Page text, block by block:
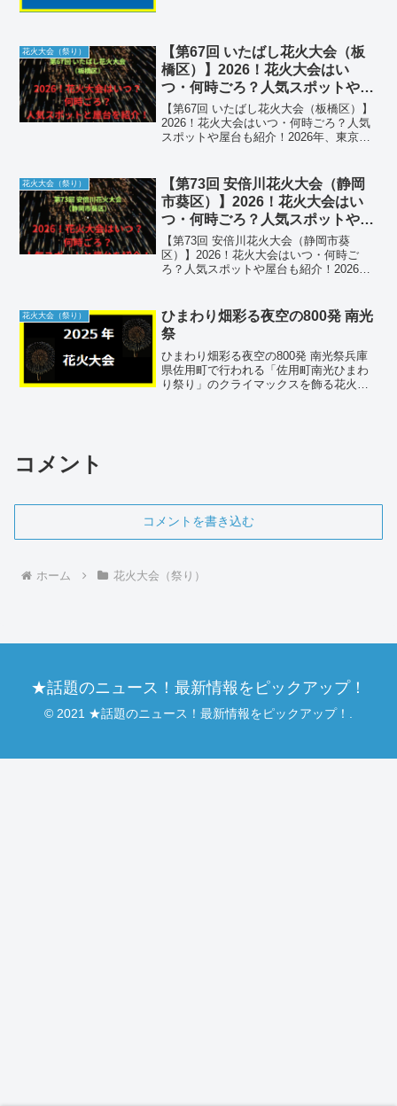
複数...
花火大会（祭り）
【第67回 いたばし花火大会（板
橋区）】2026！花火大会はい
つ・何時ごろ？人気スポットや屋
台も紹介！
【第67回 いたばし花火大会（板橋区）】
2026！花火大会はいつ・何時ごろ？人気
スポットや屋台も紹介！2026年、東京を
対岸の埼玉県「戸田橋花火大会」と同時
開催され...
花火大会（祭り）
【第73回 安倍川花火大会（静岡
市葵区）】2026！花火大会はい
つ・何時ごろ？人気スポットや屋
台も紹介！
【第73回 安倍川花火大会（静岡市葵
区）】2026！花火大会はいつ・何時ご
ろ？人気スポットや屋台も紹介！2026
県内でも最大級の規模を誇るこの大会
は、安倍川の広大な...
花火大会（祭り）
ひまわり畑彩る夜空の800発 南光
祭
ひまわり畑彩る夜空の800発 南光祭兵庫
県佐用町で行われる「佐用町南光ひまわ
り祭り」のクライマックスを飾る花火大
コメント
コメントを書き込む
ホーム 花火大会（祭り）
★話題のニュース！最新情報をピックアップ！
© 2021 ★話題のニュース！最新情報をピックアップ！.